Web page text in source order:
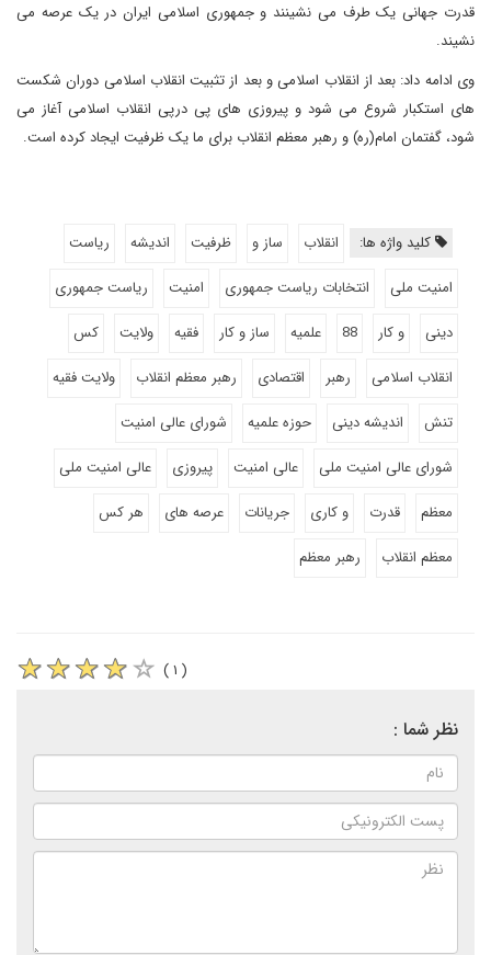
قدرت جهانی یک طرف می نشینند و جمهوری اسلامی ایران در یک عرصه می
نشیند.
وی ادامه داد: بعد از انقلاب اسلامی و بعد از تثبیت انقلاب اسلامی دوران شکست
های استکبار شروع می شود و پیروزی های پی درپی انقلاب اسلامی آغاز می
شود، گفتمان امام(ره) و رهبر معظم انقلاب برای ما یک ظرفیت ایجاد کرده است.
کلید واژه ها: انقلاب ساز و ظرفیت اندیشه
ریاست
امنیت ملی
انتخابات ریاست جمهوری امنیت
ریاست جمهوری
دینی
و کار 88 علمیه ساز و کار فقیه ولایت
کس
انقلاب اسلامی
رهبر اقتصادی رهبر معظم انقلاب
ولایت فقیه
تنش
اندیشه دینی حوزه علمیه
شورای عالی امنیت
شورای عالی امنیت ملی
عالی امنیت پیروزی
عالی امنیت ملی
معظم
قدرت و کاری جریانات عرصه های
هر کس
معظم انقلاب
رهبر معظم
( ۱ )
نظر شما :